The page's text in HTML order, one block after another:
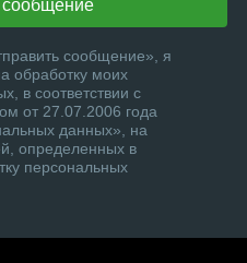
сообщение
сообщение», я
обработку моих
в соответствии с
от 27.07.2006 года
данных», на
определенных в
персональных